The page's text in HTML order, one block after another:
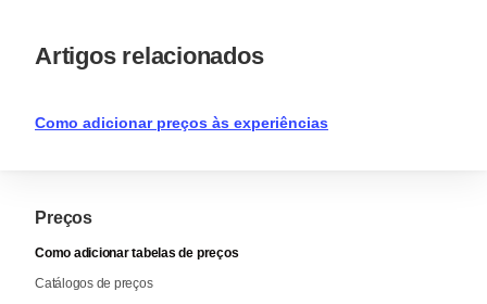
Artigos relacionados
Como adicionar preços às experiências
Preços
Como adicionar tabelas de preços
Catálogos de preços